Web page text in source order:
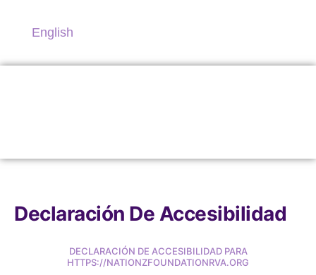
English
Declaración De Accesibilidad
DECLARACIÓN DE ACCESIBILIDAD PARA
HTTPS://NATIONZFOUNDATIONRVA.ORG